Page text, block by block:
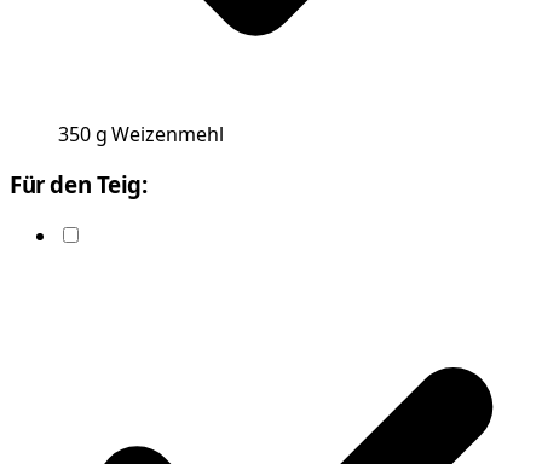
350g Weizenmehl
Für den Teig: